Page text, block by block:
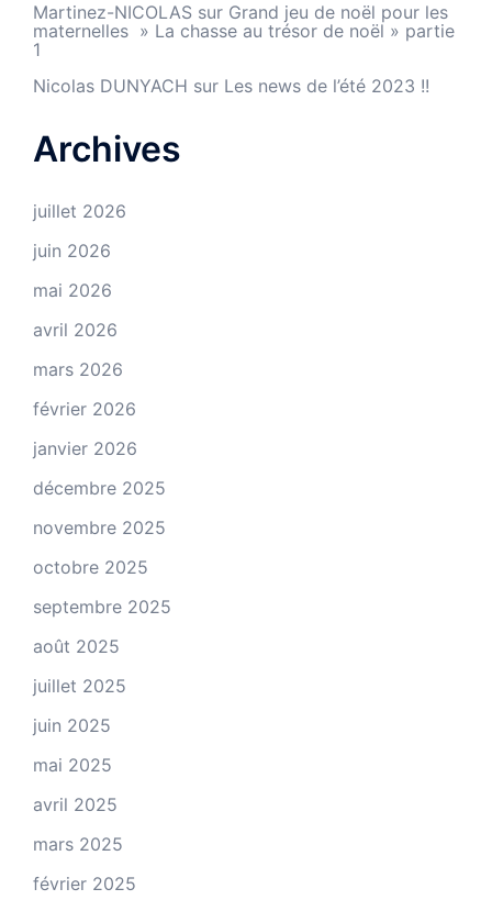
Martinez-NICOLAS sur Grand jeu de noël pour les
maternelles » La chasse au trésor de noël » partie
1
Nicolas DUNYACH sur Les news de l’été 2023 !!
Archives
juillet 2026
juin 2026
mai 2026
avril 2026
mars 2026
février 2026
janvier 2026
décembre 2025
novembre 2025
octobre 2025
septembre 2025
août 2025
juillet 2025
juin 2025
mai 2025
avril 2025
mars 2025
février 2025